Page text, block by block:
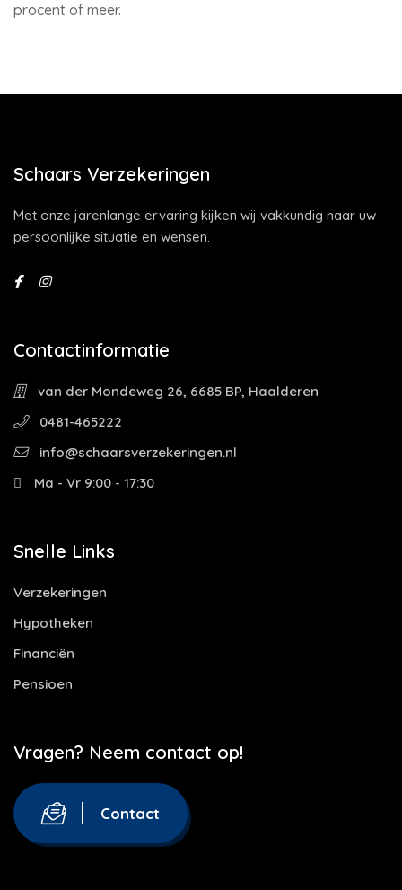
procent of meer.
Schaars Verzekeringen
Met onze jarenlange ervaring kijken wij vakkundig naar uw
persoonlijke situatie en wensen.
Contactinformatie
van der Mondeweg 26, 6685 BP, Haalderen
0481-465222
info@schaarsverzekeringen.nl
Ma - Vr 9:00 - 17:30
Snelle Links
Verzekeringen
Hypotheken
Financiën
Pensioen
Vragen? Neem contact op!
Contact